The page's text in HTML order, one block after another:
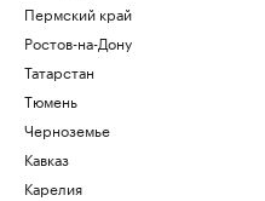
Пермский край
Ростов-на-Дону
Татарстан
Тюмень
Черноземье
Кавказ
Карелия